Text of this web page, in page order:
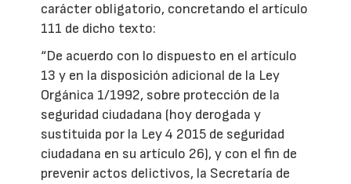
carácter obligatorio, concretando el artículo
111 de dicho texto:
“De acuerdo con lo dispuesto en el artículo
13 y en la disposición adicional de la Ley
Orgánica 1/1992, sobre protección de la
seguridad ciudadana (hoy derogada y
sustituida por la Ley 4 2015 de seguridad
ciudadana en su artículo 26), y con el fin de
prevenir actos delictivos, la Secretaría de